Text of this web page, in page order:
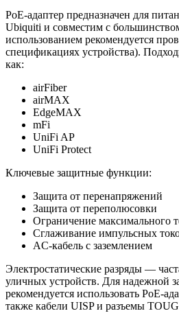
PoE-адаптер предназначен для
Ubiquiti и совместим с
использованием рекомендуется
спецификациях устройства).
как:
airFiber
airMAX
EdgeMAX
mFi
UniFi AP
UniFi Protect
Ключевые защитные функции:
Защита от перенапряжений
Защита от переполюсовки
Ограничение максимального
Сглаживание импульсных
AC-кабель с заземлением
Электростатические разряды —
уличных устройств. Для надежной
рекомендуется использовать PoE-
также кабели UISP и разъемы